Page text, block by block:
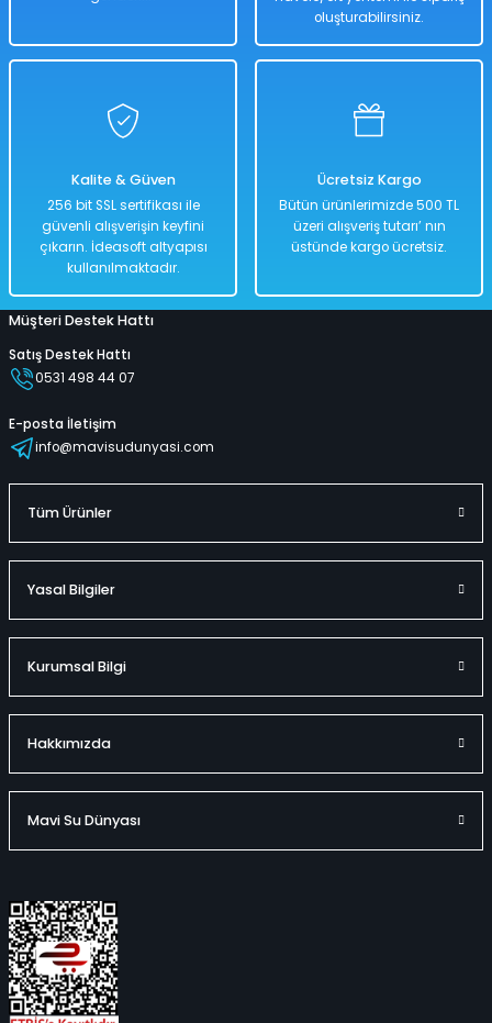
oluşturabilirsiniz.
Kalite & Güven
256 bit SSL sertifikası ile
güvenli alışverişin keyfini
çıkarın. İdeasoft altyapısı
kullanılmaktadır.
Ücretsiz Kargo
Bütün ürünlerimizde 500 TL
üzeri alışveriş tutarı’ nın
üstünde kargo ücretsiz.
Müşteri Destek Hattı
Satış Destek Hattı
0531 498 44 07
E-posta İletişim
info@mavisudunyasi.com
Tüm Ürünler
Yasal Bilgiler
Kurumsal Bilgi
Hakkımızda
Mavi Su Dünyası